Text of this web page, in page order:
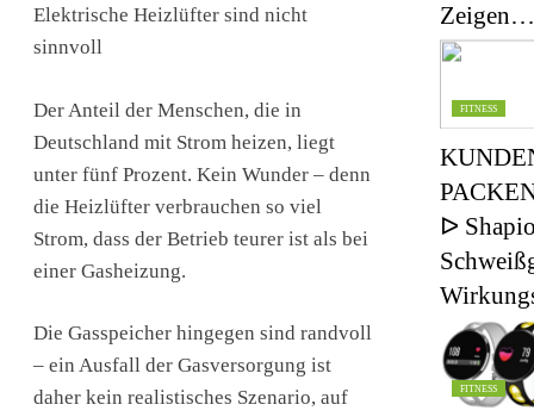
Elektrische Heizlüfter sind nicht
sinnvoll
Der Anteil der Menschen, die in
Deutschland mit Strom heizen, liegt
unter fünf Prozent. Kein Wunder – denn
die Heizlüfter verbrauchen so viel
Strom, dass der Betrieb teurer ist als bei
einer Gasheizung.
Die Gasspeicher hingegen sind randvoll
– ein Ausfall der Gasversorgung ist
daher kein realistisches Szenario, auf
Zeigen…
FITNESS
ᐅ
FITNESS